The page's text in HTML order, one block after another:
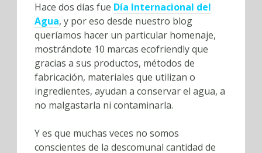
Hace dos días fue Día Internacional del
Agua, y por eso desde nuestro blog
queríamos hacer un particular homenaje,
mostrándote 10 marcas ecofriendly que
gracias a sus productos, métodos de
fabricación, materiales que utilizan o
ingredientes, ayudan a conservar el agua, a
no malgastarla ni contaminarla.
Y es que muchas veces no somos
conscientes de la descomunal cantidad de